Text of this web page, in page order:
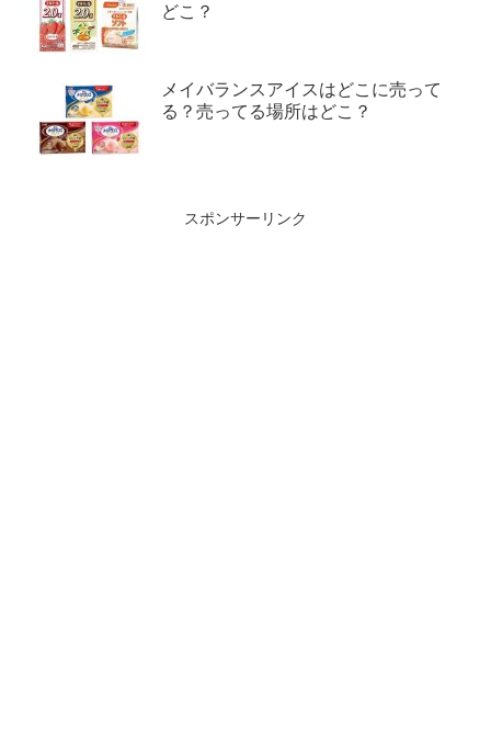
どこ？
メイバランスアイスはどこに売って
る？売ってる場所はどこ？
スポンサーリンク